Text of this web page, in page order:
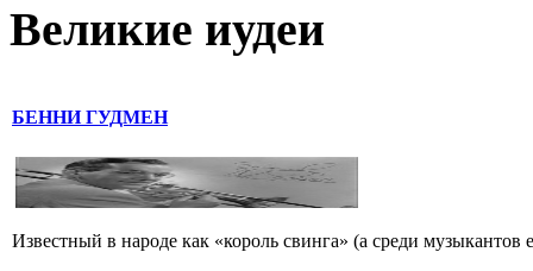
Великие иудеи
БЕННИ ГУДМЕН
Известный в народе как «король свинга» (а среди